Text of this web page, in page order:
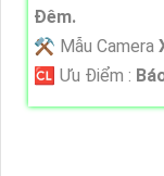
Ðêm.
⚒ Mẫu Camera
️🆑 Ưu Điểm :